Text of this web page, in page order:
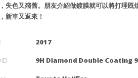
失色又殘舊。朋友介紹做鍍膜就可以將打理既
新車又返來！
2017
9H Diamond Double Coating